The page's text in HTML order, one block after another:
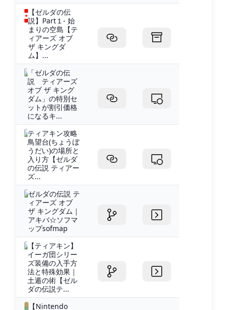
【ゼルダの伝
説】Part１- 始
まりの空島【テ
ィアーズ オブ
ザ キングダ
ム】...
「ゼルダの伝
説 ティアーズ
オブ ザ キング
ダム」の特別セ
ットが割引価格
になるキ...
ティアキン攻略
鳥望台(ちょうぼ
うだい)の場所と
入り方【ゼルダ
の伝説 ティアー
ズ...
ゼルダの伝説 テ
ィアーズ オブ
ザ キングダム｜
アキバ☆ソフマ
ップsofmap
【ティアキン】
イーガ団シリー
ズ装備の入手方
法と特殊効果｜
土遁の術【ゼル
ダの伝説テ...
【Nintendo